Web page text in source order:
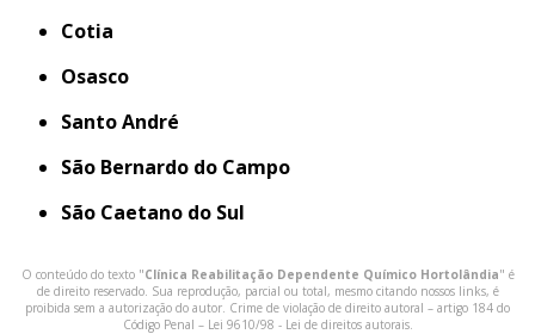
Cotia
Osasco
Santo André
São Bernardo do Campo
São Caetano do Sul
O conteúdo do texto "Clínica Reabilitação Dependente Químico Hortolândia" é
de direito reservado. Sua reprodução, parcial ou total, mesmo citando nossos links, é
proibida sem a autorização do autor. Crime de violação de direito autoral – artigo 184 do
Código Penal – Lei 9610/98 - Lei de direitos autorais.